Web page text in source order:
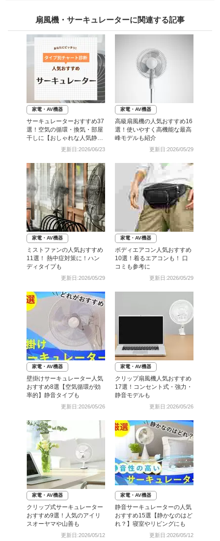
扇風機・サーキュレーターに関連する記事
家電・AV機器
サーキュレーターおすすめ37
選！空気の循環・換気・部屋
干しに【おしゃれな人気静音
更新日:2026/06/23
家電・AV機器
高級扇風機の人気おすすめ16
選！使いやすく高機能な最高
峰モデルも紹介
更新日:2026/05/29
家電・AV機器
ミストファンの人気おすすめ
11選！ 熱中症対策に！ハン
ディタイプも
更新日:2026/05/29
家電・AV機器
ボディエアコン人気おすすめ
10選！着るエアコンも！ 口
コミも参考に
更新日:2026/05/29
家電・AV機器
壁掛けサーキュレーター人気
おすすめ8選【空気循環が効
率的】静音タイプも
更新日:2026/05/26
家電・AV機器
クリップ扇風機人気おすすめ
17選！コンセント式・強力・
静音モデルも
更新日:2026/05/26
家電・AV機器
クリップ式サーキュレーター
おすすめ9選！人気のアイリ
スオーヤマや山善も
更新日:2026/05/12
家電・AV機器
静音サーキュレーターの人気
おすすめ15選【静かなのはど
れ？】寝室やリビングにも
更新日:2026/05/12